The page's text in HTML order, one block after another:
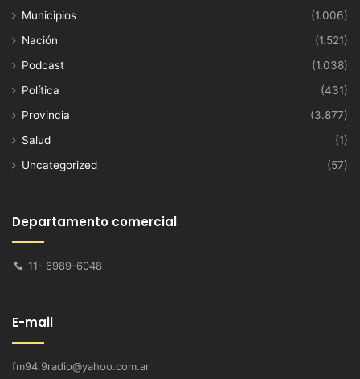
Municipios
(1.006)
Nación
(1.521)
Podcast
(1.038)
Política
(431)
Provincia
(3.877)
Salud
(1)
Uncategorized
(57)
Departamento comercial
11- 6989-6048
E-mail
fm94.9radio@yahoo.com.ar